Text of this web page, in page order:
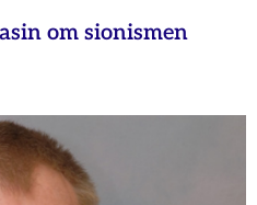
om sionismen